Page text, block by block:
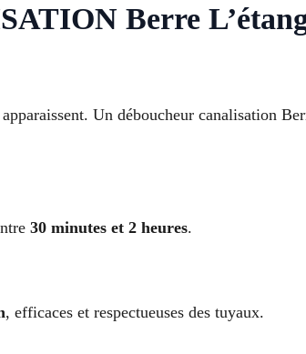
Berre
Un déboucheur canalisation
30 minutes et 2 heures.
, efficaces et respectueuses des tuyaux.